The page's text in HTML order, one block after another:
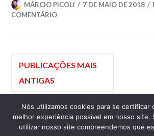
MÁRCIO PICOLI 7 DE MAIO DE 2018
COMENTÁRIO
Navegação
por
posts
PUBLICAÇÕES MAIS
ANTIGAS
Nós utilizamos cookies para se certificar
melhor experiência possível em nosso site.
utilizar nosso site compreendemos que